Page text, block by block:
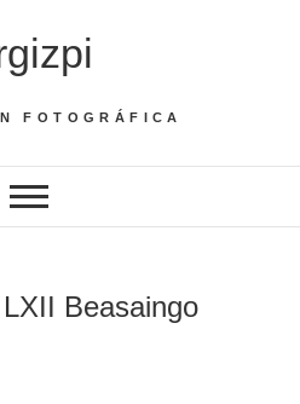
FOTOGRÁFICA
Beasaingo